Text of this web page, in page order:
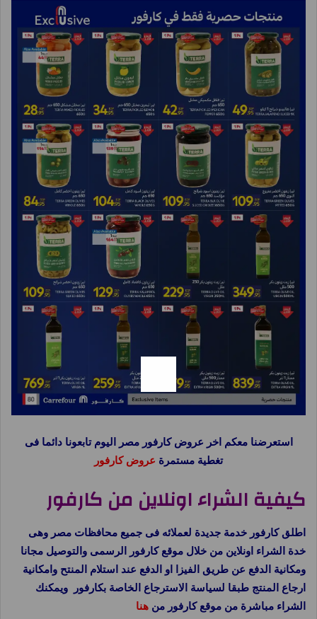
استعرضنا معكم اخر عروض كارفور مصر اليوم تابعونا دائما فى
تغطية مستمرة عروض كارفور
كيفية الشراء اونلاين من كارفور
اطلق كارفور خدمة جديدة لعملائه فى جميع محافظات مصر وهى
خدة الشراء اونلاين من خلال موقع كارفور الرسمى والتوصيل مجانا
ومكانية الدفع عن طريق الفيزا او الدفع عند استلام المنتح وامكانية
ارجاع المنتج طبقا لسياسة الاسترجاع الخاصة بكارفور ويمكنك
الشراء مباشرة من موقع كارفور من هنا